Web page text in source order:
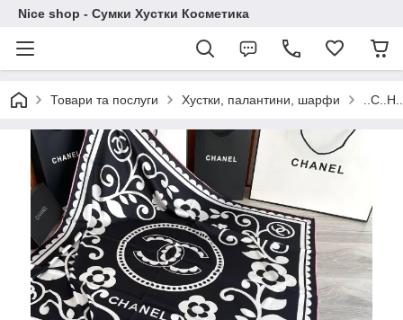
Nice shop - Сумки Хустки Косметика
Товари та послуги Хустки, палантини, шарфи